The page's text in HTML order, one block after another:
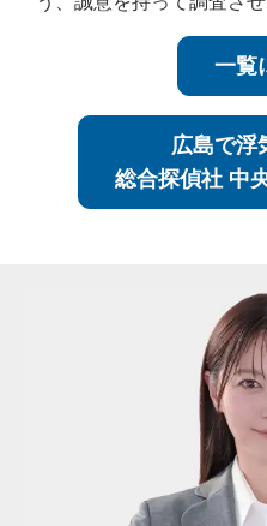
一覧
広島で浮
総合探偵社 中